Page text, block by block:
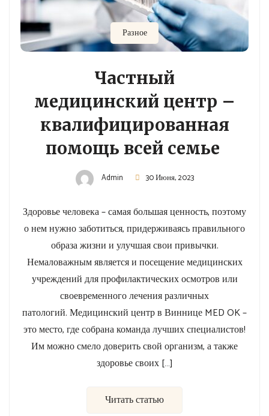
Разное
Частный
медицинский центр –
квалифицированная
помощь всей семье
Admin 30 Июня, 2023
Здоровье человека – самая большая ценность, поэтому
о нем нужно заботиться, придерживаясь правильного
образа жизни и улучшая свои привычки.
Немаловажным является и посещение медицинских
учреждений для профилактических осмотров или
своевременного лечения различных
патологий. Медицинский центр в Виннице MED OK –
это место, где собрана команда лучших специалистов!
Им можно смело доверить свой организм, а также
здоровье своих […]
Читать статью